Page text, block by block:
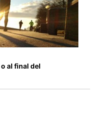
al final del